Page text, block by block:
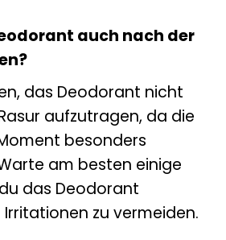
auch nach der
das Deodorant nicht
aufzutragen, da die
besonders
am besten einige
das Deodorant
zu vermeiden.